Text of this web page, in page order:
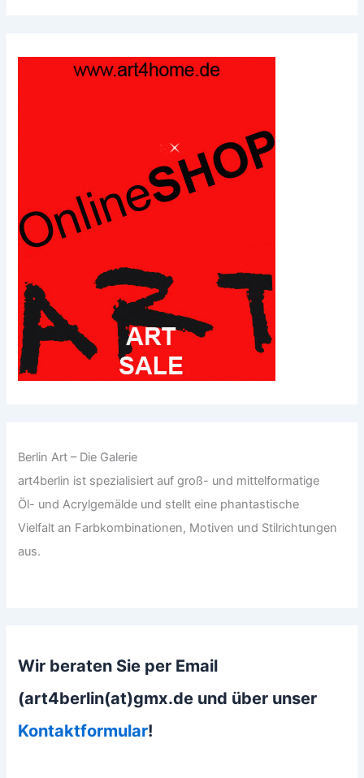
Berlin Art – Die Galerie
art4berlin ist spezialisiert auf groß- und mittelformatige
Öl- und Acrylgemälde und stellt eine phantastische
Vielfalt an Farbkombinationen, Motiven und Stilrichtungen
aus.
Wir beraten Sie per Email
(art4berlin(at)gmx.de und über unser
Kontaktformular!